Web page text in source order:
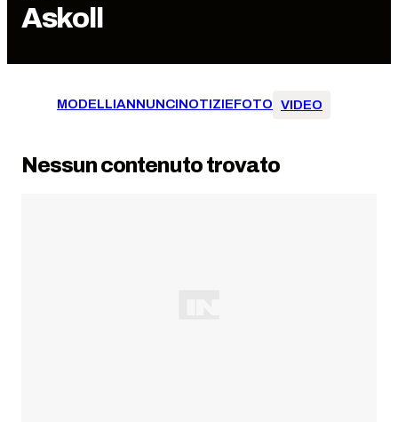
Askoll
MODELLIANNUNCINOTIZIEFOTO VIDEO
Nessun contenuto trovato